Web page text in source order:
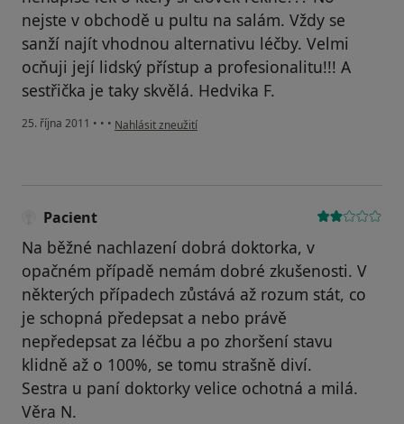
nejste v obchodě u pultu na salám. Vždy se
sanží najít vhodnou alternativu léčby. Velmi
ocňuji její lidský přístup a profesionalitu!!! A
sestřička je taky skvělá. Hedvika F.
25. října 2011 • • • podle názoru uživatele Váš účet byl odstraněn
Nahlásit zneužití
Pacient
Na běžné nachlazení dobrá doktorka, v
opačném případě nemám dobré zkušenosti. V
některých případech zůstává až rozum stát, co
je schopná předepsat a nebo právě
nepředepsat za léčbu a po zhoršení stavu
klidně až o 100%, se tomu strašně diví.
Sestra u paní doktorky velice ochotná a milá.
Věra N.